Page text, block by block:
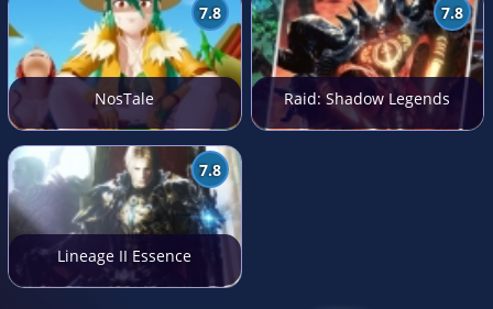
7.8
NosTale
7.8
Raid: Shadow Legends
7.8
Lineage II Essence